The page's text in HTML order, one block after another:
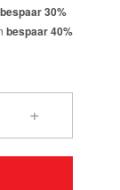
bespaar30%
bespaar40%
+